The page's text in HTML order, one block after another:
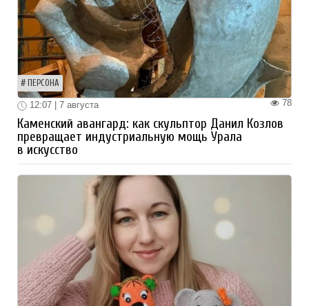
ПЕРСОНА
78
12:07 | 7 августа
Каменский авангард: как скульптор Данил Козлов
превращает индустриальную мощь Урала
в искусство